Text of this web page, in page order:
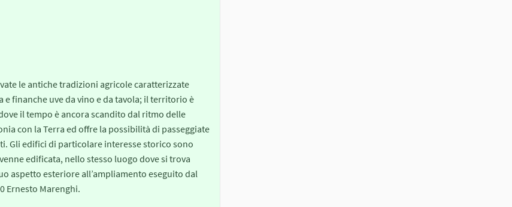
le antiche tradizioni agricole caratterizzate
finanche uve da vino e da tavola; il territorio è
il tempo è ancora scandito dal ritmo delle
con la Terra ed offre la possibilità di passeggiate
Gli edifici di particolare interesse storico sono
edificata, nello stesso luogo dove si trova
aspetto esteriore all’ampliamento eseguito dal
Ernesto Marenghi.